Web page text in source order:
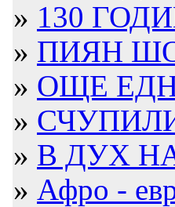
» 130
» ПИЯН
» ОЩЕ
»
» В ДУХ
» Афро -